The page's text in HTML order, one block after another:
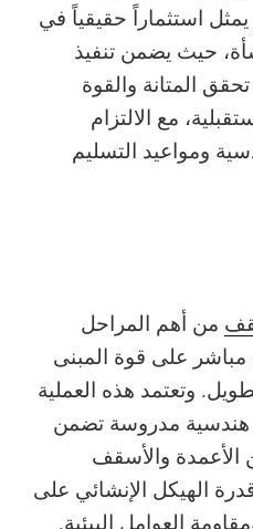
يمثل استثماراً حقيقياً في
حيث يضمن تنفيذ
المتانة والقوة
مع الالتزام
ومواعيد التسليم
من أهم المراحل
مباشر على قوة المبنى
وتعتمد هذه العملية
هندسية مدروسة تضمن
الأعمدة والأسقف
الهيكل الإنشائي على
العوامل البيئية.